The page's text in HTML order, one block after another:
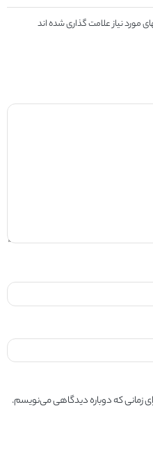
نیاز علامت گذاری شده اند
زمانی که دوباره دیدگاهی می‌نویسم.